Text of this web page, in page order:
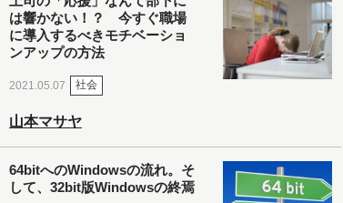
は響かない！？ 今すぐ職場
に導入するべきモチベーショ
ンアップの方法
2021.05.07 社会
山本マサヤ
64bitへのWindowsの流れ。そ
して、32bit版Windowsの終焉